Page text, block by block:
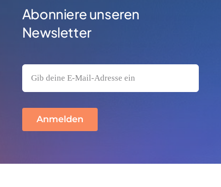
Abonniere unseren
Newsletter
Anmelden